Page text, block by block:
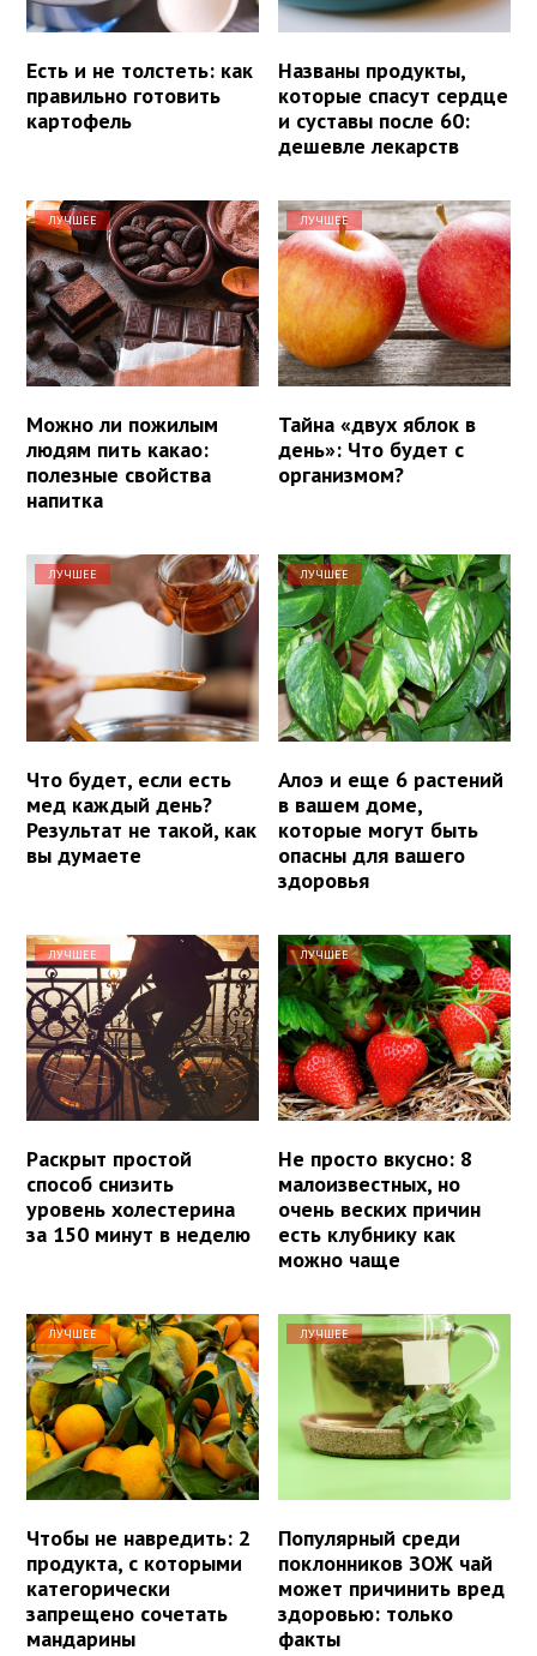
Есть и не толстеть: как
правильно готовить
картофель
Названы продукты,
которые спасут сердце
и суставы после 60:
дешевле лекарств
ЛУЧШЕЕ
Можно ли пожилым
людям пить какао:
полезные свойства
напитка
ЛУЧШЕЕ
Тайна «двух яблок в
день»: Что будет с
организмом?
ЛУЧШЕЕ
Что будет, если есть
мед каждый день?
Результат не такой, как
вы думаете
ЛУЧШЕЕ
Алоэ и еще 6 растений
в вашем доме,
которые могут быть
опасны для вашего
здоровья
ЛУЧШЕЕ
Раскрыт простой
способ снизить
уровень холестерина
за 150 минут в неделю
ЛУЧШЕЕ
Не просто вкусно: 8
малоизвестных, но
очень веских причин
есть клубнику как
можно чаще
ЛУЧШЕЕ
Чтобы не навредить: 2
продукта, с которыми
категорически
запрещено сочетать
мандарины
ЛУЧШЕЕ
Популярный среди
поклонников ЗОЖ чай
может причинить вред
здоровью: только
факты